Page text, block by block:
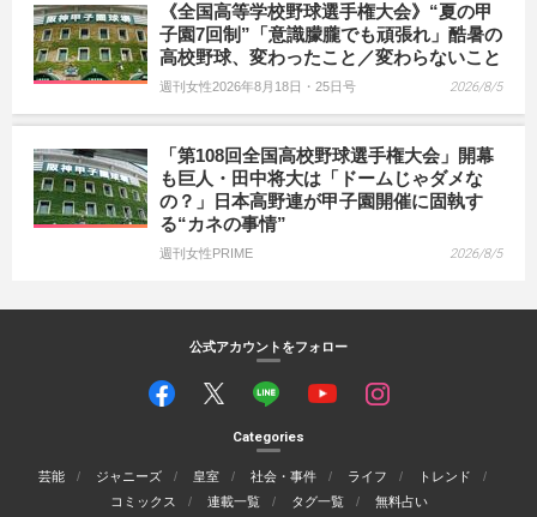
《全国高等学校野球選手権大会》“夏の甲
子園7回制”「意識朦朧でも頑張れ」酷暑の
高校野球、変わったこと／変わらないこと
週刊女性2026年8月18日・25日号 2026/8/5
「第108回全国高校野球選手権大会」開幕
も巨人・田中将大は「ドームじゃダメな
の？」日本高野連が甲子園開催に固執す
る“カネの事情”
週刊女性PRIME 2026/8/5
公式アカウントをフォロー
Categories
芸能 ジャニーズ 皇室 社会・事件 ライフ
トレンド
コミックス
連載一覧 タグ一覧 無料占い